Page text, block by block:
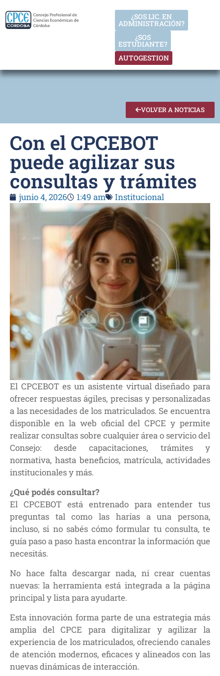
AUTOGESTION
¿SOS
ESTUDIANTE?
¿SOS LIC. EN
ADMINISTRACIÓN?
VOLVER A NOTICIAS
Con el CPCEBOT
puede agilizar sus
consultas y trámites
junio 4, 2026 1:49 am Institucional
El CPCEBOT es un asistente virtual diseñado para
ofrecer respuestas ágiles, precisas y personalizadas
a las necesidades de los matriculados. Se encuentra
disponible en la web oficial del CPCE y permite
realizar consultas sobre cualquier área o servicio del
Consejo: desde capacitaciones, trámites y
normativa, hasta beneficios, matrícula, actividades
institucionales y más.
¿Qué podés consultar?
El CPCEBOT está entrenado para entender tus
preguntas tal como las harías a una persona,
incluso, si no sabés cómo formular tu consulta, te
guía paso a paso hasta encontrar la información que
necesitás.
No hace falta descargar nada, ni crear cuentas
nuevas: la herramienta está integrada a la página
principal y lista para ayudarte.
Esta innovación forma parte de una estrategia más
amplia del CPCE para digitalizar y agilizar la
experiencia de los matriculados, ofreciendo canales
de atención modernos, eficaces y alineados con las
nuevas dinámicas de interacción.